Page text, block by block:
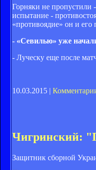
Горняки не пропустили
испытание -
«противоядие» он и
- «Севилью» уже
- Луческу еще после
10.03.2015 |
Чигринский:
Защитник сборной